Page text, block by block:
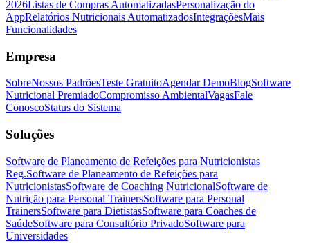
2026Listas de Compras AutomatizadasPersonalização do
AppRelatórios Nutricionais AutomatizadosIntegraçõesMais
Funcionalidades
Empresa
SobreNossos PadrõesTeste GratuitoAgendar DemoBlogSoftware
Nutricional PremiadoCompromisso AmbientalVagasFale
ConoscoStatus do Sistema
Soluções
Software de Planeamento de Refeições para Nutricionistas
Reg.Software de Planeamento de Refeições para
NutricionistasSoftware de Coaching NutricionalSoftware de
Nutrição para Personal TrainersSoftware para Personal
TrainersSoftware para DietistasSoftware para Coaches de
SaúdeSoftware para Consultório PrivadoSoftware para
Universidades